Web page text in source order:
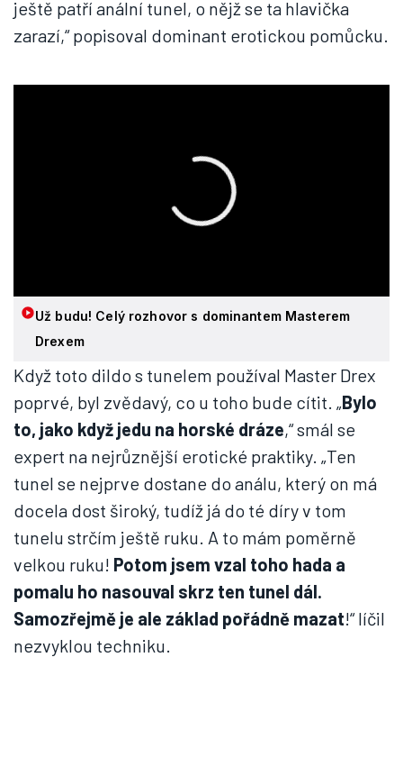
ještě patří anální tunel, o nějž se ta hlavička
zarazí,“ popisoval dominant erotickou pomůcku.
Už budu! Celý rozhovor s dominantem Masterem
Drexem
Když toto dildo s tunelem používal Master Drex
poprvé, byl zvědavý, co u toho bude cítit. „Bylo
to, jako když jedu na horské dráze,“ smál se
expert na nejrůznější erotické praktiky. „Ten
tunel se nejprve dostane do análu, který on má
docela dost široký, tudíž já do té díry v tom
tunelu strčím ještě ruku. A to mám poměrně
velkou ruku! Potom jsem vzal toho hada a
pomalu ho nasouval skrz ten tunel dál.
Samozřejmě je ale základ pořádně mazat!“ líčil
nezvyklou techniku.